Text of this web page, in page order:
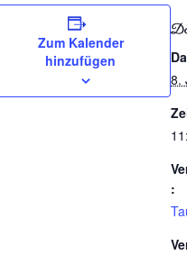
Zum Kalender
hinzufügen
8.
: